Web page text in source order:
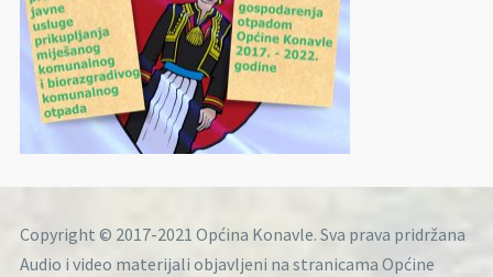
Copyright © 2017-2021 Općina Konavle. Sva prava pridržana
Audio i video materijali objavljeni na stranicama Općine